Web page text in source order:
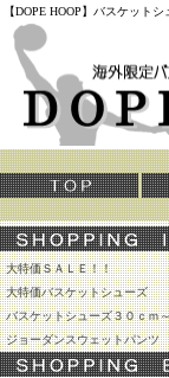
【DOPE HOOP】バスケッ
大特価ＳＡＬＥ！！
大特価バスケットシューズ
バスケットシューズ３０ｃｍ
ジョーダンスウェットパンツ